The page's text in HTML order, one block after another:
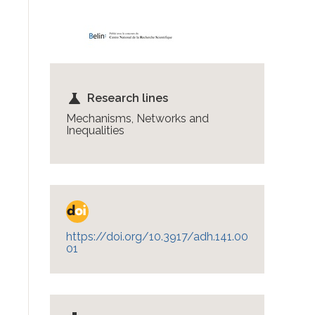
science Research lines
Mechanisms, Networks and
Inequalities
https://doi.org/10.3917/adh.141.00
01